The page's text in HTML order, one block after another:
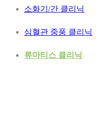
소화기/간 클리닉
심혈관 중풍 클리닉
류마티스 클리닉